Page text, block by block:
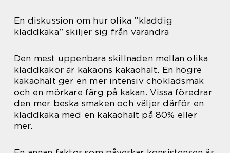
En diskussion om hur olika ”kladdig
kladdkaka” skiljer sig från varandra
Den mest uppenbara skillnaden mellan olika
kladdkakor är kakaons kakaohalt. En högre
kakaohalt ger en mer intensiv chokladsmak
och en mörkare färg på kakan. Vissa föredrar
den mer beska smaken och väljer därför en
kladdkaka med en kakaohalt på 80% eller
mer.